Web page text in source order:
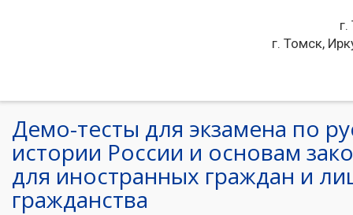
г. Томск,
Демо-тесты для экзамена по
истории России и основам
для иностранных граждан и
гражданства